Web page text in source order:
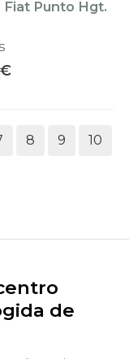
Fiat Punto Hgt.
8 9 10
de